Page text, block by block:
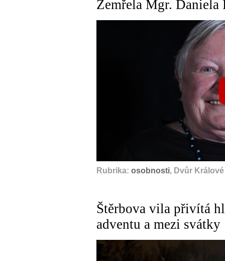
Zemřela Mgr. Daniela
Rubrika: osobnosti, Dvůr
Štěrbova vila přivítá
adventu a mezi svátky